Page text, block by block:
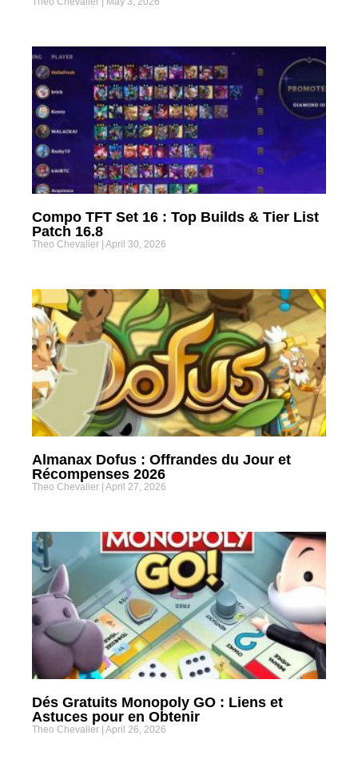
Compo TFT Set 16 : Top Builds & Tier List
Patch 16.8
Theo Chevalier April 30, 2026
Almanax Dofus : Offrandes du Jour et
Récompenses 2026
Theo Chevalier April 27, 2026
Dés Gratuits Monopoly GO : Liens et
Astuces pour en Obtenir
Theo Chevalier April 26, 2026